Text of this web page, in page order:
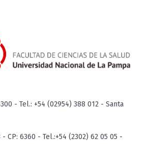
- Tel.: +54 (02954) 388 012 - Santa
CP: 6360 - Tel.:+54 (2302) 62 05 05 -